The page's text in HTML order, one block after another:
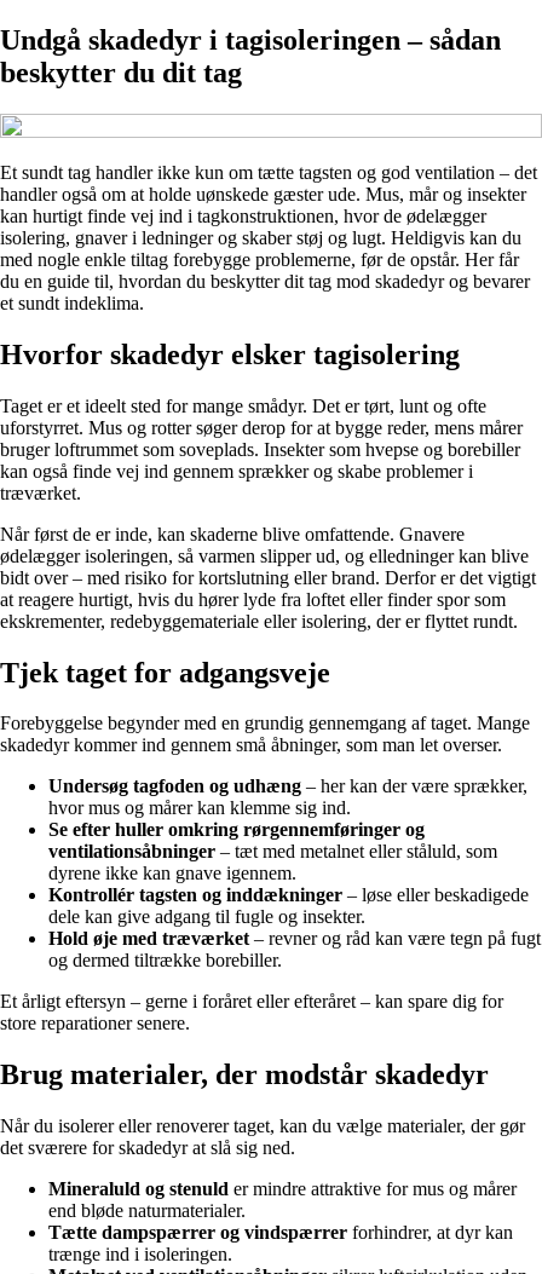
Undgå skadedyr i tagisoleringen – sådan
beskytter du dit tag
Et sundt tag handler ikke kun om tætte tagsten og god ventilation – det
handler også om at holde uønskede gæster ude. Mus, mår og insekter
kan hurtigt finde vej ind i tagkonstruktionen, hvor de ødelægger
isolering, gnaver i ledninger og skaber støj og lugt. Heldigvis kan du
med nogle enkle tiltag forebygge problemerne, før de opstår. Her får
du en guide til, hvordan du beskytter dit tag mod skadedyr og bevarer
et sundt indeklima.
Hvorfor skadedyr elsker tagisolering
Taget er et ideelt sted for mange smådyr. Det er tørt, lunt og ofte
uforstyrret. Mus og rotter søger derop for at bygge reder, mens mårer
bruger loftrummet som soveplads. Insekter som hvepse og borebiller
kan også finde vej ind gennem sprækker og skabe problemer i
træværket.
Når først de er inde, kan skaderne blive omfattende. Gnavere
ødelægger isoleringen, så varmen slipper ud, og elledninger kan blive
bidt over – med risiko for kortslutning eller brand. Derfor er det vigtigt
at reagere hurtigt, hvis du hører lyde fra loftet eller finder spor som
ekskrementer, redebyggemateriale eller isolering, der er flyttet rundt.
Tjek taget for adgangsveje
Forebyggelse begynder med en grundig gennemgang af taget. Mange
skadedyr kommer ind gennem små åbninger, som man let overser.
Undersøg tagfoden og udhæng – her kan der være sprækker,
hvor mus og mårer kan klemme sig ind.
Se efter huller omkring rørgennemføringer og
ventilationsåbninger – tæt med metalnet eller ståluld, som
dyrene ikke kan gnave igennem.
Kontrollér tagsten og inddækninger – løse eller beskadigede
dele kan give adgang til fugle og insekter.
Hold øje med træværket– revner og råd kan være tegn på fugt
og dermed tiltrække borebiller.
Et årligt eftersyn – gerne i foråret eller efteråret – kan spare dig for
store reparationer senere.
Brug materialer, der modstår skadedyr
Når du isolerer eller renoverer taget, kan du vælge materialer, der gør
det sværere for skadedyr at slå sig ned.
Mineraluld og stenuld er mindre attraktive for mus og mårer
end bløde naturmaterialer.
Tætte dampspærrer og vindspærrer forhindrer, at dyr kan
trænge ind i isoleringen.